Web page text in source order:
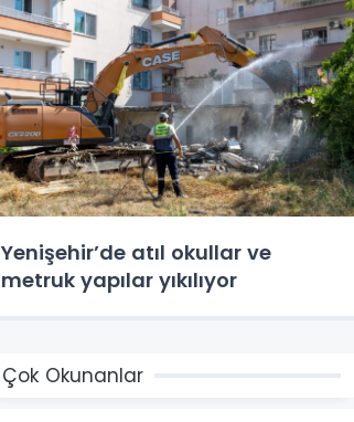
Yenişehir’de atıl okullar ve
metruk yapılar yıkılıyor
Çok Okunanlar